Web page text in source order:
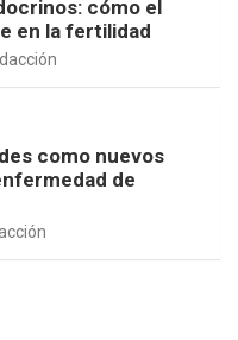
cómo el
en la fertilidad
como nuevos
de